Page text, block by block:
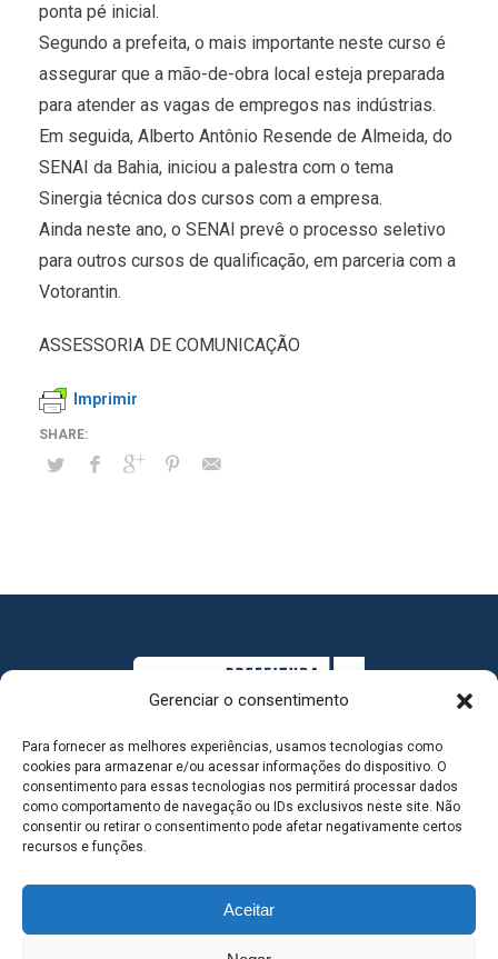
Gerenciar o consentimento
Para fornecer as melhores experiências, usamos tecnologias como
cookies para armazenar e/ou acessar informações do dispositivo. O
consentimento para essas tecnologias nos permitirá processar dados
como comportamento de navegação ou IDs exclusivos neste site. Não
consentir ou retirar o consentimento pode afetar negativamente certos
recursos e funções.
Aceitar
ponta pé inicial.
Segundo a prefeita, o mais importante neste curso é
assegurar que a mão-de-obra local esteja preparada
para atender as vagas de empregos nas indústrias.
Em seguida, Alberto Antônio Resende de Almeida, do
SENAI da Bahia, iniciou a palestra com o tema
Sinergia técnica dos cursos com a empresa.
Ainda neste ano, o SENAI prevê o processo seletivo
para outros cursos de qualificação, em parceria com a
Votorantin.
ASSESSORIA DE COMUNICAÇÃO
Imprimir
MAPA DO SITE